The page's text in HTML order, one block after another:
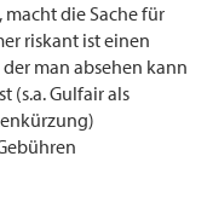
macht die Sache für
riskant ist einen
man absehen kann
(s.a. Gulfair als